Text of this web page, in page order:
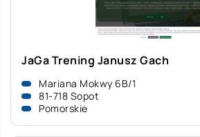
JaGa Trening Janusz Gach
Mariana Mokwy 6B/1
81-718 Sopot
Pomorskie